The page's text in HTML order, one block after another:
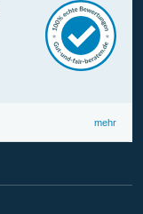
mehr